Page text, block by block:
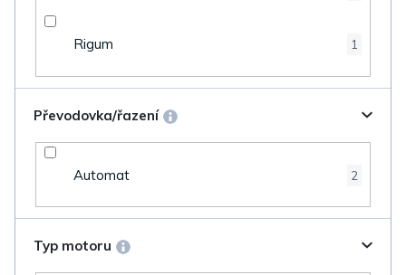
Rigum 1
Převodovka/řazení
Automat 2
Typ motoru